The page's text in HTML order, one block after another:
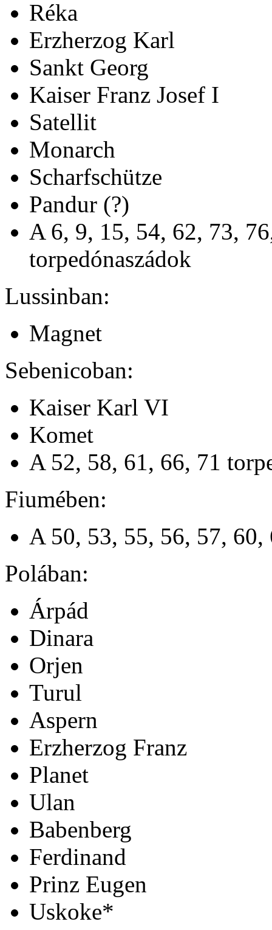
Réka
Erzherzog Karl
Sankt Georg
Kaiser Franz Josef I
Satellit
Monarch
Scharfschütze
Pandur (?)
A 6, 9, 15, 54, 62, 73,
torpedónaszádok
Lussinban:
Magnet
Sebenicoban:
Kaiser Karl VI
Komet
A 52, 58, 61, 66, 71
Fiumében:
A 50, 53, 55, 56, 57, 60,
Polában:
Árpád
Dinara
Orjen
Turul
Aspern
Erzherzog Franz
Planet
Ulan
Babenberg
Ferdinand
Prinz Eugen
Uskoke*